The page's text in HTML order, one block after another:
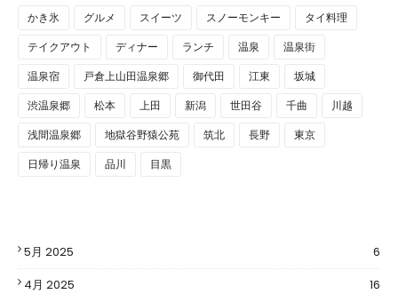
かき氷 グルメ スイーツ スノーモンキー
タイ料理
テイクアウト
ディナー ランチ 温泉
温泉街
温泉宿
戸倉上山田温泉郷 御代田 江東
坂城
渋温泉郷
松本 上田 新潟 世田谷 千曲
川越
浅間温泉郷
地獄谷野猿公苑 筑北 長野
東京
日帰り温泉
品川 目黒
5月 2025
6
4月 2025
16